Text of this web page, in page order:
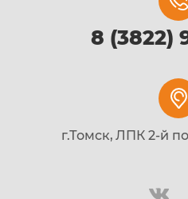
8 (3822)
г.Томск, ЛПК 2-й